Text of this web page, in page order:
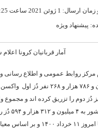
1 ژوئن 2021 ساعت 13:25
پیشنهاد ویژه
مرکز روابط عمومی و اطلاع رسانی
نیز دُز دوم را تزریق کرده اند و
و ۵۹۴ دُز رسید.
از دیروز تا امروز ۱۱ خرداد